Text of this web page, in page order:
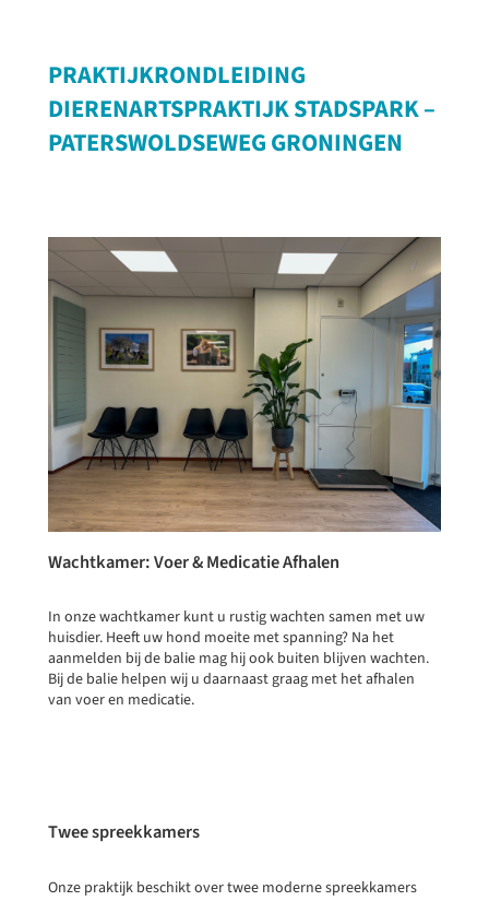
PRAKTIJKRONDLEIDING
DIERENARTSPRAKTIJK STADSPARK –
PATERSWOLDSEWEG GRONINGEN
Wachtkamer: Voer & Medicatie Afhalen
In onze wachtkamer kunt u rustig wachten samen met uw
huisdier. Heeft uw hond moeite met spanning? Na het
aanmelden bij de balie mag hij ook buiten blijven wachten.
Bij de balie helpen wij u daarnaast graag met het afhalen
van voer en medicatie.
Twee spreekkamers
Onze praktijk beschikt over twee moderne spreekkamers